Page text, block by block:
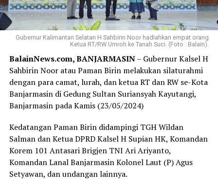
Gubernur Kalimantan Selatan H Sahbirin Noor hadiahkan empat orang
Ketua RT/RW Umroh ke Tanah Suci. (Foto : Balain).
BalainNews.com, BANJARMASIN– Gubernur Kalsel H
Sahbirin Noor atau Paman Birin melakukan silaturahmi
dengan para camat, lurah, dan ketua RT dan RW se-Kota
Banjarmasin di Gedung Sultan Suriansyah Kayutangi,
Banjarmasin pada Kamis (23/05/2024)
Kedatangan Paman Birin didampingi TGH Wildan
Salman dan Ketua DPRD Kalsel H Supian HK, Komandan
Korem 101 Antasari Brigjen TNI Ari Ariyanto,
Komandan Lanal Banjarmasin Kolonel Laut (P) Agus
Setyawan, dan undangan lainnya.